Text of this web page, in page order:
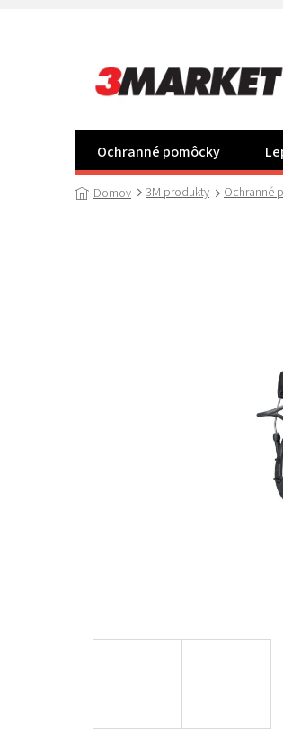
Ochranné pomôcky
Domov 3M produkty Ochranné